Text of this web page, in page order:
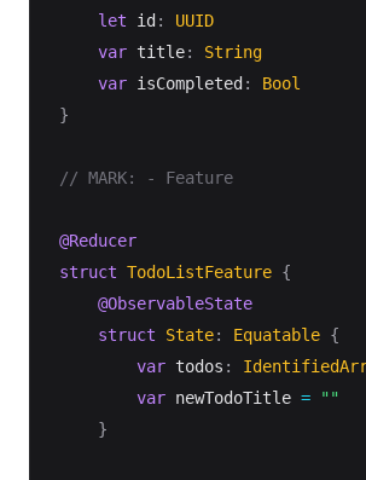
let id :
UUID
var title:
String
var isCompleted :
Bool
}
// MARK: - Feature
@Reducer
struct TodoListFeature {
@ObservableState
struct
State: Equatable {
var todos :
var newTodoTitle =
""
}